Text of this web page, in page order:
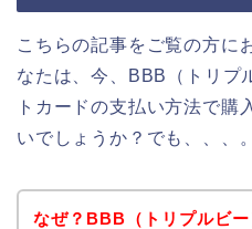
こちらの記事をご覧の方に
なたは、今、BBB（トリプ
トカードの支払い方法で購
いでしょうか？でも、、、。
なぜ？BBB（トリプルビ